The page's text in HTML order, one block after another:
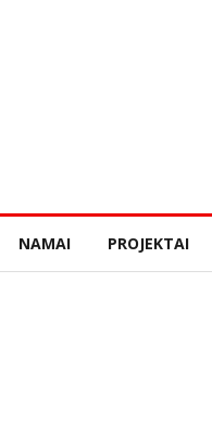
NAMAI PROJEKTAI